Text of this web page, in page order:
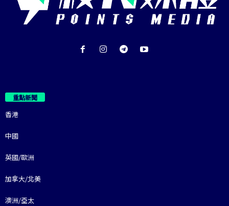
重點新聞
香港
中國
英國/歐洲
加拿大/北美
澳洲/亞太